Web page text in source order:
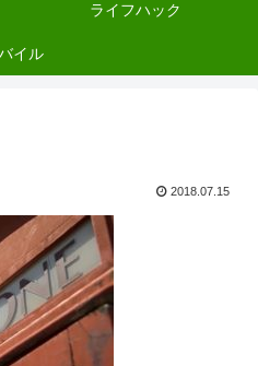
ライフハック
イル
2018.07.15